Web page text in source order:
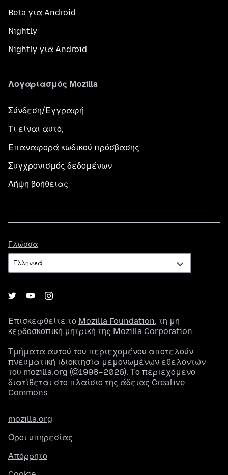
Beta για Android
Nightly
Nightly για Android
Λογαριασμός Mozilla
Σύνδεση/Εγγραφή
Τι είναι αυτό;
Επαναφορά κωδικού πρόσβασης
Συγχρονισμός δεδομένων
Λήψη βοήθειας
Γλώσσα
Επισκεφθείτε το Mozilla Foundation, τη μη
κερδοσκοπική μητρική της Mozilla Corporation.
Τμήματα αυτού του περιεχομένου αποτελούν
πνευματική ιδιοκτησία μεμονωμένων εθελοντών
του mozilla.org (©1998–2026). Το περιεχόμενο
διατίθεται στο πλαίσιο της άδειας Creative
Commons.
mozilla.org
Όροι υπηρεσίας
Απόρρητο